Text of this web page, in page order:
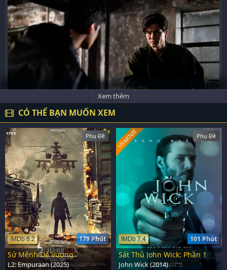
Xem thêm
CÓ THỂ BẠN MUỐN XEM
Phụ Đề
179 Phút
IMDb 6.2
Sứ Mệnh Đế Vương
L2: Empuraan (2025)
Phụ Đề
101 Phút
IMDb 7.4
US-MOVIE
Sát Thủ John Wick: Phần 1
John Wick (2014)